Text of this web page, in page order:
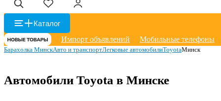
Каталог
Импорт объявлений
Мобильные телефоны
Барахолка МинскАвто и транспортЛегковые автомобилиToyotaМинск
Автомобили Toyota в Минске